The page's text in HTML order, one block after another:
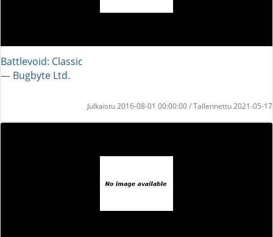
Battlevoid: Classic
― Bugbyte Ltd.
Julkaistu 2016-08-01 00:00:00 / Tallennettu 2021-05-17